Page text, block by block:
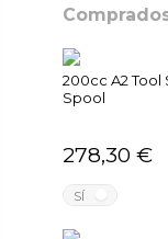
200cc A2 Tool
Spool
278,30 €
SÍ